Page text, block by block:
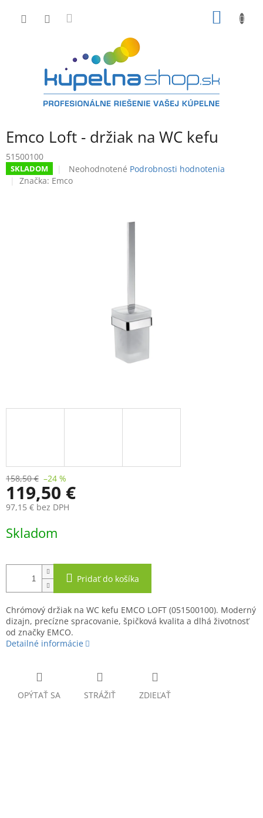
Emco Loft - držiak na WC kefu
51500100
SKLADOM
Priemerné
hodnotenie
Neohodnotené Podrobnosti hodnotenia
Značka: Emco
158,50 € –24 %
119,50 €
97,15 € bez DPH
cena:
Skladom
Pridať do košíka
Chrómový držiak na WC kefu EMCO LOFT (051500100). Moderný
dizajn, precízne spracovanie, špičková kvalita a dlhá životnosť
od značky EMCO.
Detailné informácie
OPÝTAŤ SA STRÁŽIŤ ZDIEĽAŤ